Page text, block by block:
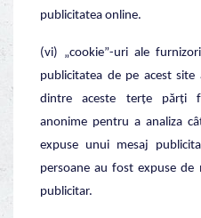
publicitatea online.
(vi) „cookie”-uri ale
publicitatea de pe acest
dintre aceste terțe părți
anonime pentru a analiza
expuse unui mesaj
persoane au fost expuse de
publicitar.